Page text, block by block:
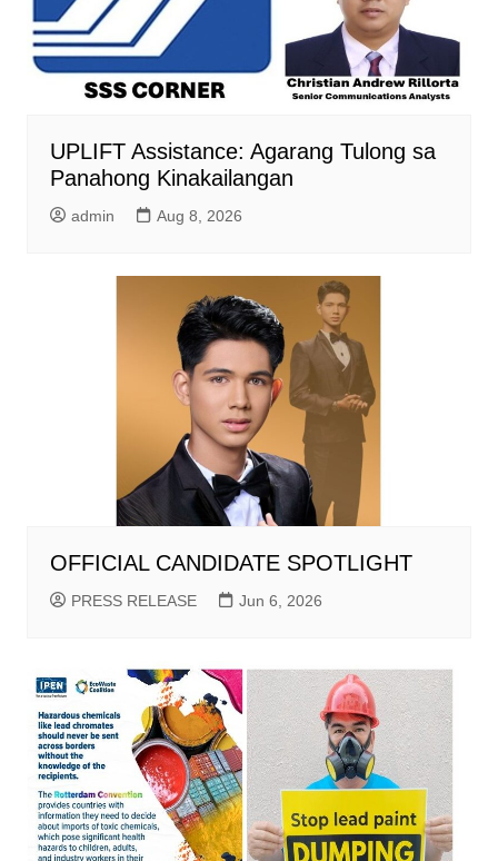
UPLIFT Assistance: Agarang Tulong sa
Panahong Kinakailangan
admin Aug 8, 2026
OFFICIAL CANDIDATE SPOTLIGHT
PRESS RELEASE Jun 6, 2026